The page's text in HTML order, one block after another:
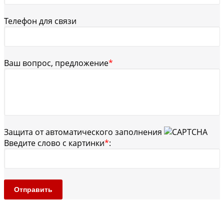
Телефон для связи
Ваш вопрос, предложение*
Защита от автоматического заполнения
Введите слово с картинки*:
Отправить